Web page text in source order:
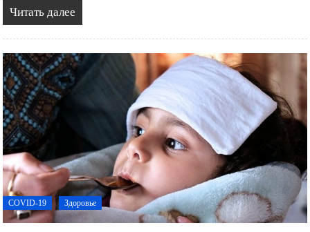
Читать далее
COVID-19 Здоровье